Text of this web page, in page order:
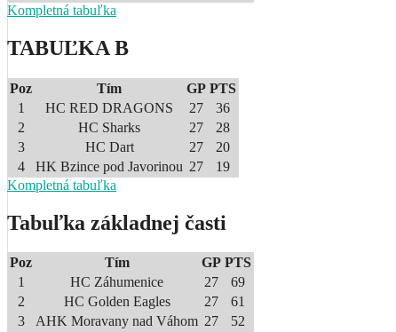
Kompletná tabuľka
TABUĽKA B
Poz Tím GP PTS
1
HC RED DRAGONS 27
36
2
HC Sharks 27
28
3
HC Dart 27
20
4
HK Bzince pod Javorinou 27
19
Kompletná tabuľka
Tabuľka základnej časti
Poz Tím GP PTS
1
HC Záhumenice 27
69
2
HC Golden Eagles 27
61
3
AHK Moravany nad Váhom 27
52